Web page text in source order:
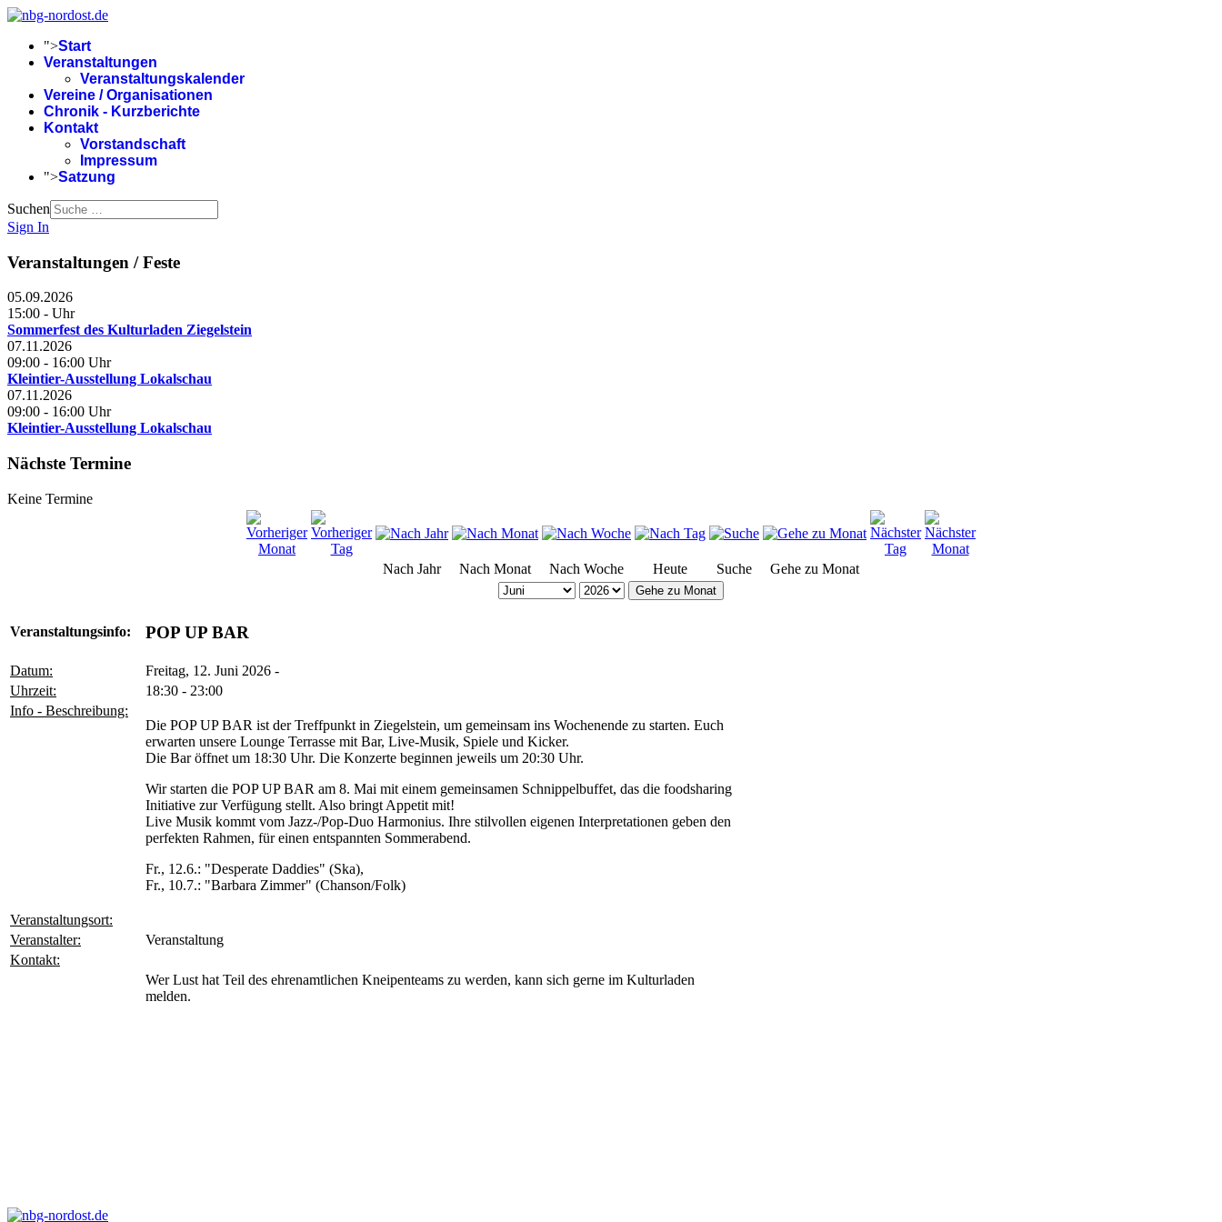
">Start
Veranstaltungen
Veranstaltungskalender
Vereine / Organisationen
Chronik - Kurzberichte
Kontakt
Vorstandschaft
Impressum
">Satzung
Suchen
Sign In
Veranstaltungen / Feste
05.09.2026
15:00 - Uhr
Sommerfest des Kulturladen Ziegelstein
07.11.2026
09:00 - 16:00 Uhr
Kleintier-Ausstellung Lokalschau
07.11.2026
09:00 - 16:00 Uhr
Kleintier-Ausstellung Lokalschau
Nächste Termine
Keine Termine
Nach Jahr Nach Monat Nach Woche Heute Suche Gehe zu Monat
Gehe zu Monat
Veranstaltungsinfo: POP UP BAR
Datum:
Freitag, 12. Juni 2026 -
Uhrzeit:
18:30 - 23:00
Info - Beschreibung:
Die POP UP BAR ist der Treffpunkt in Ziegelstein, um gemeinsam ins Wochenende zu starten. Euch
erwarten unsere Lounge Terrasse mit Bar, Live-Musik, Spiele und Kicker.
Die Bar öffnet um 18:30 Uhr. Die Konzerte beginnen jeweils um 20:30 Uhr.
Wir starten die POP UP BAR am 8. Mai mit einem gemeinsamen Schnippelbuffet, das die foodsharing
Initiative zur Verfügung stellt. Also bringt Appetit mit!
Live Musik kommt vom Jazz-/Pop-Duo Harmonius. Ihre stilvollen eigenen Interpretationen geben den
perfekten Rahmen, für einen entspannten Sommerabend.
Fr., 12.6.: "Desperate Daddies" (Ska),
Fr., 10.7.: "Barbara Zimmer" (Chanson/Folk)
Veranstaltungsort:
Veranstalter:
Veranstaltung
Kontakt:
Wer Lust hat Teil des ehrenamtlichen Kneipenteams zu werden, kann sich gerne im Kulturladen
melden.